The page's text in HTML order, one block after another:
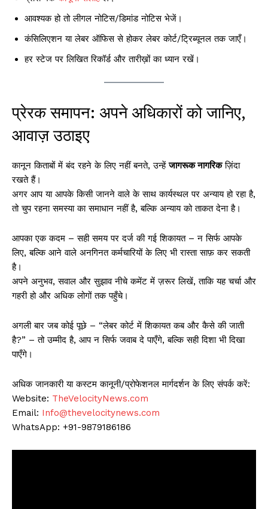
आवश्यक हो तो लीगल नोटिस/डिमांड नोटिस भेजें।
कंसिलिएशन या लेबर ऑफिस से होकर लेबर कोर्ट/ट्रिब्यूनल तक जाएँ।
हर स्टेज पर लिखित रिकॉर्ड और तारीख़ों का ध्यान रखें।
प्रेरक समापन: अपने अधिकारों को जानिए,
आवाज़ उठाइए
कानून किताबों में बंद रहने के लिए नहीं बनते, उन्हेंजागरूक नागरिकज़िंदा
रखते हैं।
अगर आप या आपके किसी जानने वाले के साथ कार्यस्थल पर अन्याय हो रहा है,
तो चुप रहना समस्या का समाधान नहीं है, बल्कि अन्याय को ताकत देना है।
आपका एक कदम – सही समय पर दर्ज की गई शिकायत – न सिर्फ आपके
लिए, बल्कि आने वाले अनगिनत कर्मचारियों के लिए भी रास्ता साफ़ कर सकती
है।
अपने अनुभव, सवाल और सुझाव नीचे कमेंट में ज़रूर लिखें, ताकि यह चर्चा और
गहरी हो और अधिक लोगों तक पहुँचे।
अगली बार जब कोई पूछे – “लेबर कोर्ट में शिकायत कब और कैसे की जाती
है?” – तो उम्मीद है, आप न सिर्फ जवाब दे पाएँगे, बल्कि सही दिशा भी दिखा
पाएँगे।
अधिक जानकारी या कस्टम कानूनी/प्रोफेशनल मार्गदर्शन के लिए संपर्क करें:
Website: TheVelocityNews.com
Email: Info@thevelocitynews.com
WhatsApp: +91-9879186186